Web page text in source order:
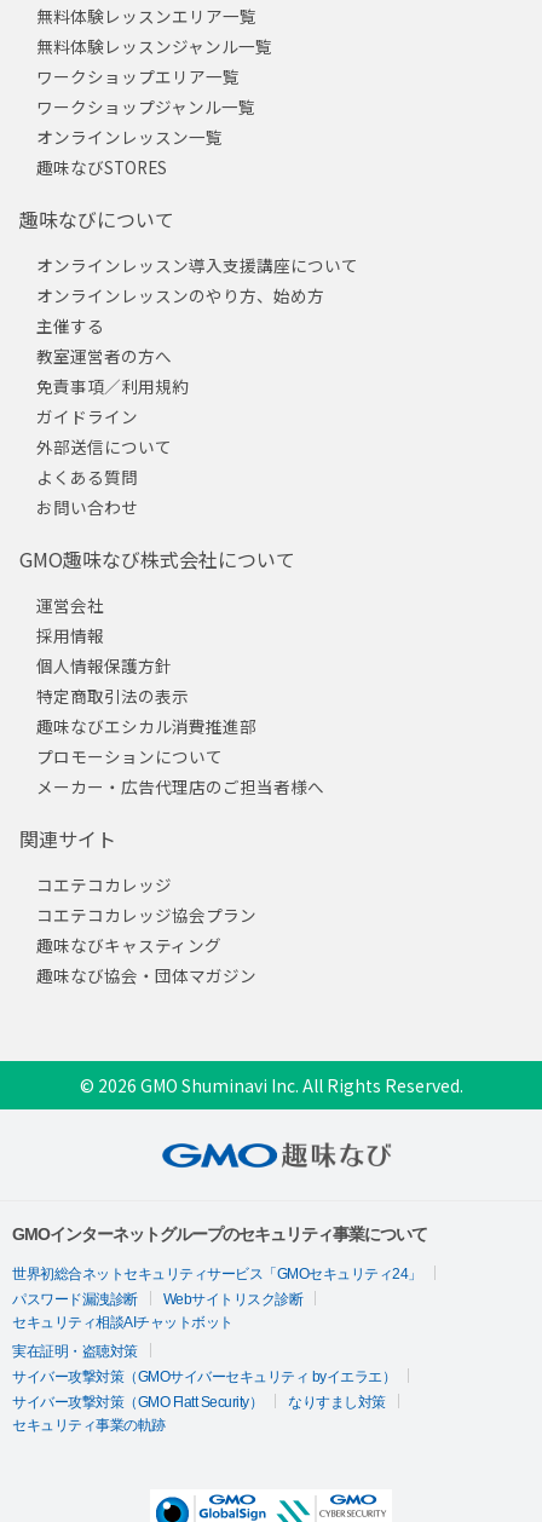
無料体験レッスンエリア一覧
無料体験レッスンジャンル一覧
ワークショップエリア一覧
ワークショップジャンル一覧
オンラインレッスン一覧
趣味なびSTORES
趣味なびについて
オンラインレッスン導入支援講座について
オンラインレッスンのやり方、始め方
主催する
教室運営者の方へ
免責事項／利用規約
ガイドライン
外部送信について
よくある質問
お問い合わせ
GMO趣味なび株式会社について
運営会社
採用情報
個人情報保護方針
特定商取引法の表示
趣味なびエシカル消費推進部
プロモーションについて
メーカー・広告代理店のご担当者様へ
関連サイト
コエテコカレッジ
コエテコカレッジ協会プラン
趣味なびキャスティング
趣味なび協会・団体マガジン
© 2026 GMO Shuminavi Inc. All Rights Reserved.